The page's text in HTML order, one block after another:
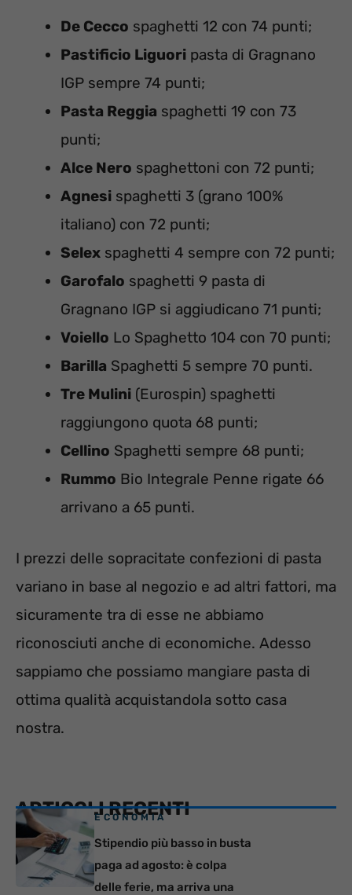
De Cecco spaghetti 12 con 74 punti;
Pastificio Liguori pasta di Gragnano
IGP sempre 74 punti;
Pasta Reggia spaghetti 19 con 73
punti;
Alce Nero spaghettoni con 72 punti;
Agnesi spaghetti 3 (grano 100%
italiano) con 72 punti;
Selex spaghetti 4 sempre con 72 punti;
Garofalo spaghetti 9 pasta di
Gragnano IGP si aggiudicano 71 punti;
Voiello Lo Spaghetto 104 con 70 punti;
Barilla Spaghetti 5 sempre 70 punti.
Tre Mulini (Eurospin) spaghetti
raggiungono quota 68 punti;
Cellino Spaghetti sempre 68 punti;
Rummo Bio Integrale Penne rigate 66
arrivano a 65 punti.
I prezzi delle sopracitate confezioni di pasta
variano in base al negozio e ad altri fattori, ma
sicuramente tra di esse ne abbiamo
riconosciuti anche di economiche. Adesso
sappiamo che possiamo mangiare pasta di
ottima qualità acquistandola sotto casa
nostra.
ARTICOLI RECENTI
ECONOMIA
Stipendio più basso in busta
paga ad agosto: è colpa
delle ferie, ma arriva una